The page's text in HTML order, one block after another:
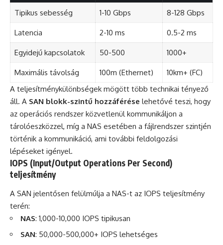
Tipikus sebesség 1-10 Gbps 8-128 Gbps
Latencia 2-10 ms 0.5-2 ms
Egyidejű kapcsolatok 50-500 1000+
Maximális távolság 100m (Ethernet)
10km+ (FC)
A teljesítménykülönbségek mögött több technikai tényező
áll. A SAN blokk-szintű hozzáférése lehetővé teszi, hogy
az operációs rendszer közvetlenül kommunikáljon a
tárolóeszközzel, míg a NAS esetében a fájlrendszer szintjén
történik a kommunikáció, ami további feldolgozási
lépéseket igényel.
IOPS (Input/Output Operations Per Second)
teljesítmény
A SAN jelentősen felülmúlja a NAS-t az IOPS teljesítmény
terén:
NAS: 1,000-10,000 IOPS tipikusan
SAN: 50,000-500,000+ IOPS lehetséges